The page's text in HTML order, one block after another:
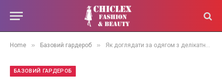
Home » Базовий гардероб » Як доглядати за одягом з делікатних тканин (шовк, кашемір)
БАЗОВИЙ ГАРДЕРОБ